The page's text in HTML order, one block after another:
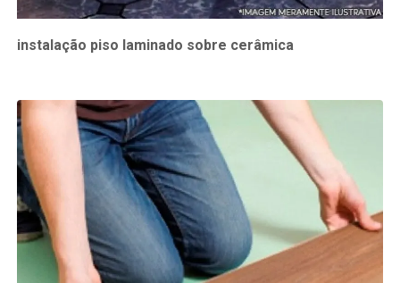
instalação piso laminado sobre cerâmica